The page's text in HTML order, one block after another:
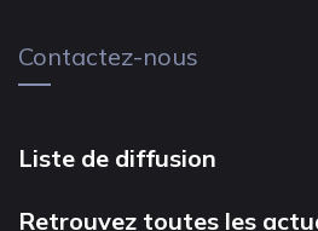
Contactez-nous
Liste de diffusion
Retrouvez toutes les